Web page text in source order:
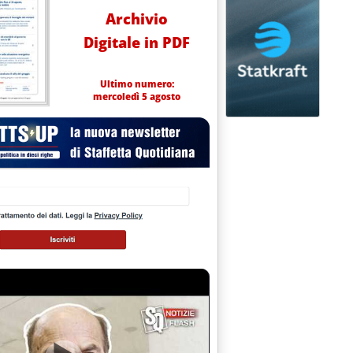
Archivio
Digitale in PDF
Ultimo numero:
mercoledì 5 agosto